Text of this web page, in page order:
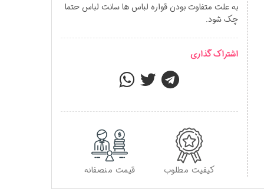
به علت متفاوت بودن قواره لباس ها سانت لباس حتما
چک شود.
اشتراک گذاری
قیمت منصفانه کیفیت مطلوب